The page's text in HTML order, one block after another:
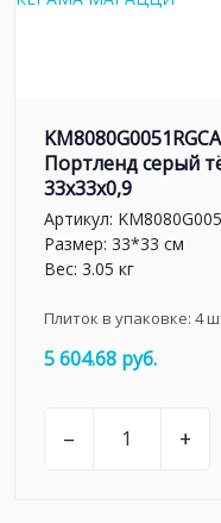
Портленд серый
33x33x0,9
Артикул:
Размер: 33*33 см
Вес: 3.05 кг
Плиток в упаковке: 4
5 604.68 руб.
– +